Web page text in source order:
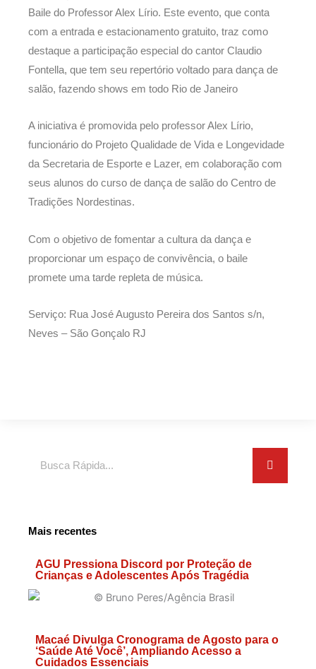
Baile do Professor Alex Lírio. Este evento, que conta
com a entrada e estacionamento gratuito, traz como
destaque a participação especial do cantor Claudio
Fontella, que tem seu repertório voltado para dança de
salão, fazendo shows em todo Rio de Janeiro
A iniciativa é promovida pelo professor Alex Lírio,
funcionário do Projeto Qualidade de Vida e Longevidade
da Secretaria de Esporte e Lazer, em colaboração com
seus alunos do curso de dança de salão do Centro de
Tradições Nordestinas.
Com o objetivo de fomentar a cultura da dança e
proporcionar um espaço de convivência, o baile
promete uma tarde repleta de música.
Serviço: Rua José Augusto Pereira dos Santos s/n,
Neves – São Gonçalo RJ
Mais recentes
AGU Pressiona Discord por Proteção de
Crianças e Adolescentes Após Tragédia
Macaé Divulga Cronograma de Agosto para o
‘Saúde Até Você’, Ampliando Acesso a
Cuidados Essenciais